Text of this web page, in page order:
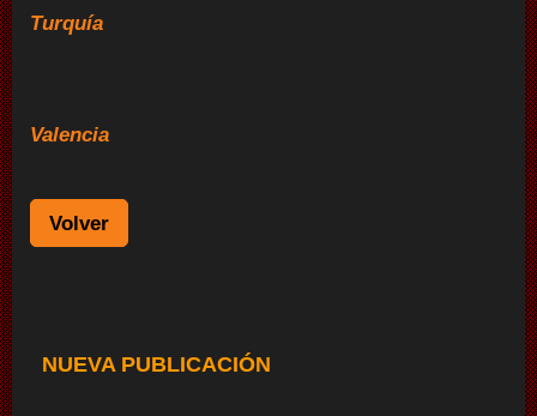
Turquía
Valencia
Volver
NUEVA PUBLICACIÓN